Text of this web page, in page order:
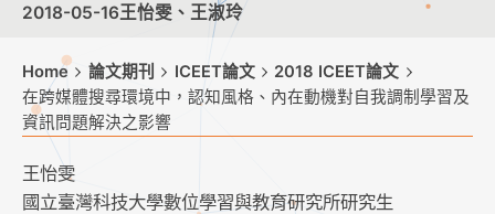
2018-05-16王怡雯、王淑玲
Home 論文期刊 ICEET論文
2018 ICEET論文
在跨媒體搜尋環境中，認知風格、內在動機對自我調制學習及
資訊問題解決之影響
王怡雯
國立臺灣科技大學數位學習與教育研究所研究生